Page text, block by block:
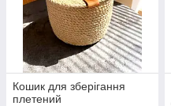
Кошик для зберігання
плетений